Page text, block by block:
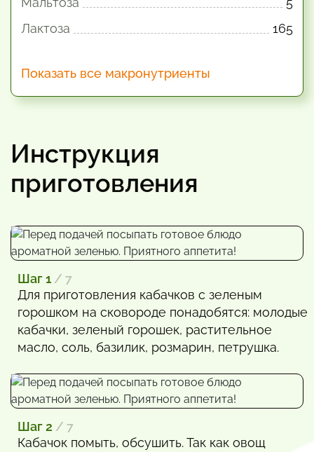
Лактоза
165
Показать все макронутриенты
Инструкция
приготовления
Шаг 1 / 7
Для приготовления кабачков с зеленым
горошком на сковороде понадобятся: молодые
кабачки, зеленый горошек, растительное
масло, соль, базилик, розмарин, петрушка.
Шаг 2 / 7
Кабачок помыть, обсушить. Так как овощ